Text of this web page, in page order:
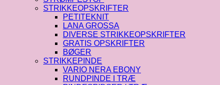
STRIKKEOPSKRIFTER
PETITEKNIT
LANA GROSSA
DIVERSE STRIKKEOPSKRIFTER
GRATIS OPSKRIFTER
BØGER
STRIKKEPINDE
VARIO NERA EBONY
RUNDPINDE I TRÆ